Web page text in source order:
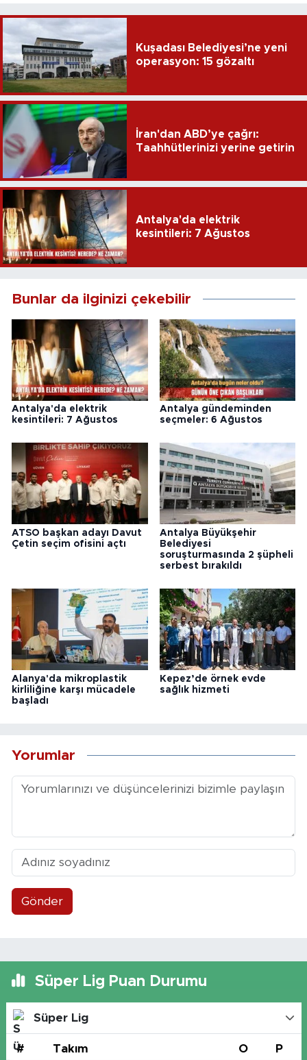
Kuşadası Belediyesi’ne yeni
operasyon: 15 gözaltı
İran'dan ABD’ye çağrı:
Taahhütlerinizi yerine getirin
Antalya'da elektrik
kesintileri: 7 Ağustos
Bunlar da ilginizi çekebilir
Antalya'da elektrik
kesintileri: 7 Ağustos
Antalya gündeminden
seçmeler: 6 Ağustos
ATSO başkan adayı Davut
Çetin seçim ofisini açtı
Antalya Büyükşehir
Belediyesi
soruşturmasında 2 şüpheli
serbest bırakıldı
Alanya'da mikroplastik
kirliliğine karşı mücadele
başladı
Kepez’de örnek evde
sağlık hizmeti
Yorumlar
Gönder
Süper Lig Puan Durumu
Süper Lig
# Takım O P